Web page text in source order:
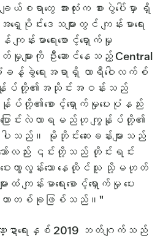
ရာတွေ အားလုံးက စားပွဲပေါ်မှာ ရှိ
င်းဒေသများတွင် ကျန်းမာရေး
ကျန်းမာရေးစောင့်ရှောက်မှု
များကို ဦးဆောင်နေသည့် Central
န့်ခွဲရေးအရာရှိ လာရီဝေါလက်စ်
"ကျွန်ုပ်တို့၏အသိုင်းအဝန်းသည်
ကျွန်ုပ်တို့၏စောင့်ရှောက်မှုပေးပုံနည်း
ောင်းလဲလာရမည်ဟု ကျွန်ုပ်တို့၏
ည်ပါသည်။ မိုဘိုင်းဆေးခန်းများသည်
လည်း ၎င်းတို့သည် တိုင်းရင်း
ဝေးကွာလွန်းသော နေထိုင်သူ သို့မဟုတ်
ျန်းမာရေးစောင့်ရှောက်မှု ပေး
ဟာတစ်ခုဖြစ်သည်။"
ဍာရေးနှစ် 2019 ဘတ်ဂျက်သည်